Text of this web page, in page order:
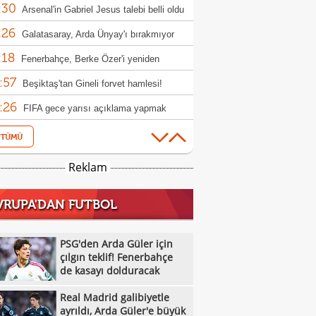
Arsenal'in Gabriel Jesus talebi belli oldu
Galatasaray, Arda Ünyay'ı bırakmıyor
Fenerbahçe, Berke Özer'i yeniden
katmak istiyor
Beşiktaş'tan Gineli forvet hamlesi!
FIFA gece yarısı açıklama yapmak
kaldı!
Beşiktaş'ta Willock ve Gallagher
flaş gelişme
Fenerbahçe'ye sürpriz golcü: Ayase Ueda
Renato Veiga'dan Galatasaray yanıtı! İşte
uğradı!
Milli masa tenisçiler, WTT Avrupa
ilk turda veda etti
Beşiktaş'ta forvet harekatı! Vlahovic,
ve David
Osman Zeki Korkmaz: "Bir gol fazla
Reklam
FUTBOL
PSG'den Arda Güler için
çılgın teklif! Fenerbahçe
de kasayı dolduracak
Real Madrid galibiyetle
ayrıldı, Arda Güler'e büyük